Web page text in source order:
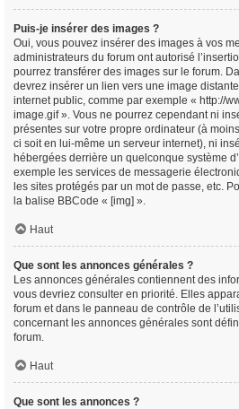
Puis-je insérer des images ?
Oui, vous pouvez insérer des images à vos
administrateurs du forum ont autorisé
pourrez transférer des images sur le forum.
devrez insérer un lien vers une image
internet public, comme par exemple « http://
image.gif ». Vous ne pourrez cependant ni
présentes sur votre propre ordinateur (à
ci soit en lui-même un serveur internet), ni
hébergées derrière un quelconque système
exemple les services de messagerie
les sites protégés par un mot de passe, etc.
la balise BBCode « [img] ».
Haut
Que sont les annonces générales ?
Les annonces générales contiennent des
vous devriez consulter en priorité. Elles
forum et dans le panneau de contrôle de
concernant les annonces générales sont
forum.
Haut
Que sont les annonces ?